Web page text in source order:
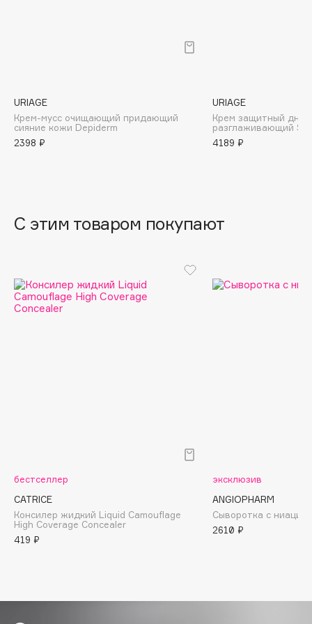
Banderas
Basicare
Batiste
beautyblender
Biodance
Bioderma
Biomed
Bvlgari
by TERRY
URIAGE
Крем-мусс очищающий придающий
сияние кожи Depiderm
2398 ₽
URIAGE
Крем защитный
разглаживающий
4189 ₽
С этим товаром покупают
бестселлер
CATRICE
Консилер жидкий Liquid Camouflage
High Coverage Concealer
419 ₽
эксклюзив
ANGIOPHARM
Сыворотка с
2610 ₽